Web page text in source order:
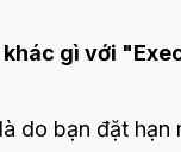
gì với
do bạn đặt hạn